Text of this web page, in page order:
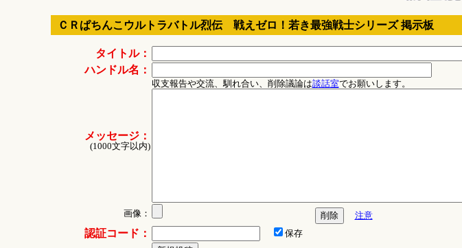
ＣＲぱちんこウルトラバトル烈伝 戦えゼロ！若き最強戦士シリーズ 掲示板
タイトル：
ハンドル名：
メッセージ：
(1000文字以内)
収支報告や交流、馴れ合い、削除議論は談話室でお願いします。
画像： 注意
認証コード： 保存